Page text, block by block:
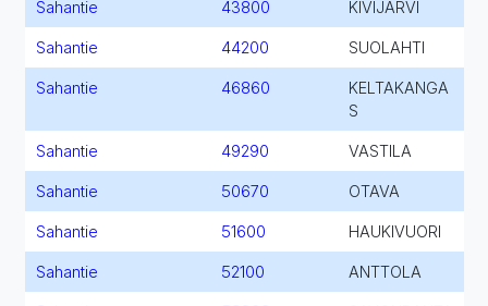
Sahantie 43800 KIVIJÄRVI
Sahantie 44200 SUOLAHTI
Sahantie 46860
KELTAKANGA
S
Sahantie 49290 VASTILA
Sahantie 50670 OTAVA
Sahantie 51600 HAUKIVUORI
Sahantie 52100 ANTTOLA